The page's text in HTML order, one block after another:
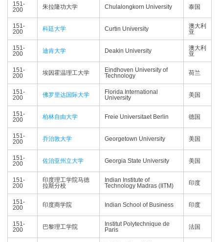
151-
200
朱拉隆功大学 Chulalongkorn University 泰国
151-
200
科廷大学 Curtin University
澳大利
亚
151-
200
迪肯大学 Deakin University
澳大利
亚
151-
200
埃因霍温理工大学
Eindhoven University of
Technology
荷兰
151-
200
佛罗里达国际大学
Florida International
University
美国
151-
200
柏林自由大学 Freie Universitaet Berlin 德国
151-
200
乔治敦大学 Georgetown University 美国
151-
200
佐治亚州立大学 Georgia State University 美国
151-
200
印度理工学院马德
拉斯分校
Indian Institute of
Technology Madras (IITM)
印度
151-
200
印度商学院 Indian School of Business 印度
151-
200
巴黎理工学院
Institut Polytechnique de
Paris
法国